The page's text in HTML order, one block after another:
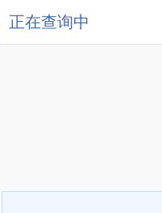
正在查询中